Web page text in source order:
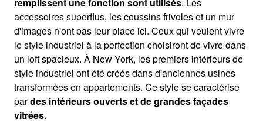
remplissent une fonction sont utilisés. Les
accessoires superflus, les coussins frivoles et un mur
d'images n'ont pas leur place ici. Ceux qui veulent vivre
le style industriel à la perfection choisiront de vivre dans
un loft spacieux. À New York, les premiers intérieurs de
style industriel ont été créés dans d'anciennes usines
transformées en appartements. Ce style se caractérise
pardes intérieurs ouverts et de grandes façades
vitrées.